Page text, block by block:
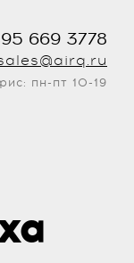
669 3778
пн-пт 10-19